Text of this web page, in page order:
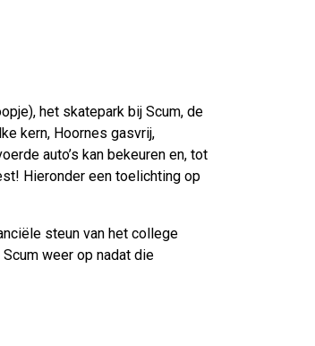
het skatepark bij Scum, de
kern, Hoornes gasvrij,
auto’s kan bekeuren en, tot
Hieronder een toelichting op
steun van het college
weer op nadat die